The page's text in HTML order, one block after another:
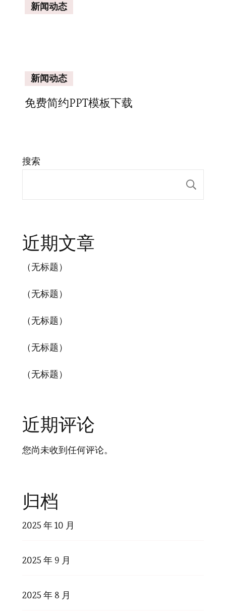
新闻动态
新闻动态
免费简约PPT模板下载
搜索
近期文章
（无标题）
（无标题）
（无标题）
（无标题）
（无标题）
近期评论
您尚未收到任何评论。
归档
2025 年 10 月
2025 年 9 月
2025 年 8 月